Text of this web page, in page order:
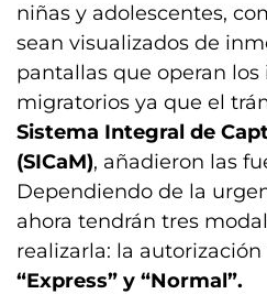
niñas y adolescentes,
sean visualizados de
pantallas que operan los
migratorios ya que el
Sistema Integral de
(SICaM), añadieron las
Dependiendo de la
ahora tendrán tres
realizarla: la autorización
“Express” y “Normal”.